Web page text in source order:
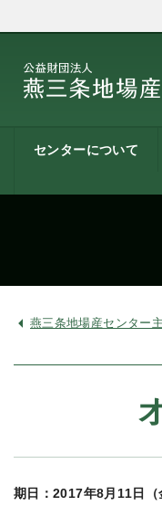
センターについて
燕三条地場産センター
期日：2017年8月11日